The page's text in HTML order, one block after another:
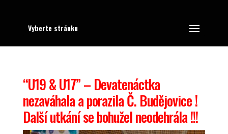
Vyberte stránku
“U19 & U17” – Devatenáctka
nezaváhala a porazila Č. Budějovice !
Další utkání se bohužel neodehrála !!!